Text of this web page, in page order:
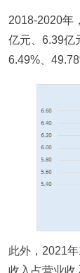
2018-2020年
亿元、6.39亿
6.49%、
此外，2021
收入占营业收